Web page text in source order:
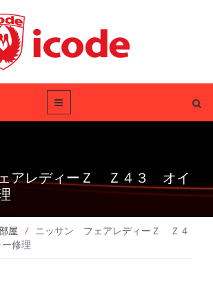
アレディーＺ Ｚ４３ オイ
屋 /
ニッサン フェアレディーＺ Ｚ４
修理